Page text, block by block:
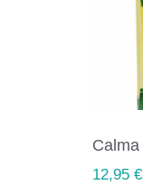
Calma
12,95 €